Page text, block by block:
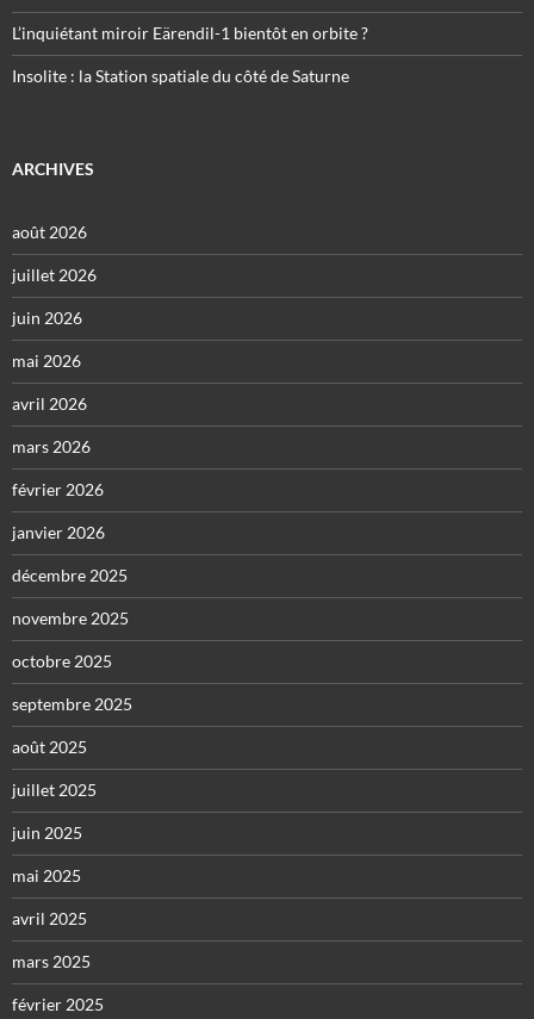
L’inquiétant miroir Eärendil-1 bientôt en orbite ?
Insolite : la Station spatiale du côté de Saturne
ARCHIVES
août 2026
juillet 2026
juin 2026
mai 2026
avril 2026
mars 2026
février 2026
janvier 2026
décembre 2025
novembre 2025
octobre 2025
septembre 2025
août 2025
juillet 2025
juin 2025
mai 2025
avril 2025
mars 2025
février 2025